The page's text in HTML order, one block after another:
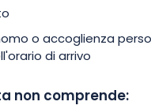
o accoglienza
di arrivo
non comprende: